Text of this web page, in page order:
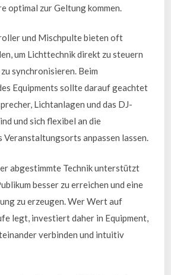
optimal zur Geltung kommen.
und Mischpulte bieten oft
um Lichttechnik direkt zu steuern
synchronisieren. Beim
Equipments sollte darauf geachtet
Lichtanlagen und das DJ-
und sich flexibel an die
Veranstaltungsorts anpassen lassen.
abgestimmte Technik unterstützt
besser zu erreichen und eine
zu erzeugen. Wer Wert auf
legt, investiert daher in Equipment,
verbinden und intuitiv